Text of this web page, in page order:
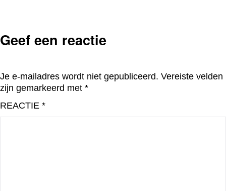
Geef een reactie
Je e-mailadres wordt niet gepubliceerd. Vereiste velden
zijn gemarkeerd met *
REACTIE *